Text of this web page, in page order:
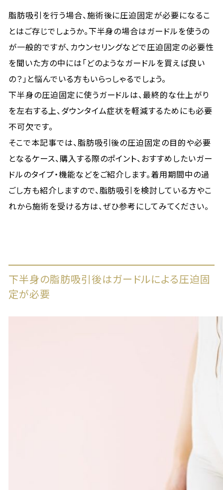
脂肪吸引を行う場合、施術後に圧迫固定が必要になるこ
とはご存じでしょうか。下半身の場合はガードルを使うの
が一般的ですが、カウンセリングなどで圧迫固定の必要性
を聞いた方の中には「どのようなガードルを買えば良い
の？」と悩んでいる方もいらっしゃるでしょう。
下半身の圧迫固定に使うガードルは、最終的な仕上がり
を左右する上、ダウンタイム症状を軽減するためにも必要
不可欠です。
そこで本記事では、脂肪吸引後の圧迫固定の目的や必要
となるケース、購入する際のポイント、おすすめしたいガー
ドルのタイプ・機能などをご紹介します。着用期間中の過
ごし方も紹介しますので、脂肪吸引を検討している方やこ
れから施術を受ける方は、ぜひ参考にしてみてください。
下半身の脂肪吸引後はガードルによる圧迫固
定が必要